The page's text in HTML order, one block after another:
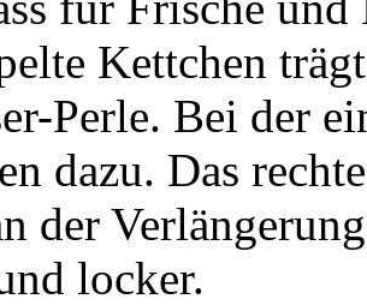
Kettchen
Perle. Bei der
dazu. Das
der
locker.